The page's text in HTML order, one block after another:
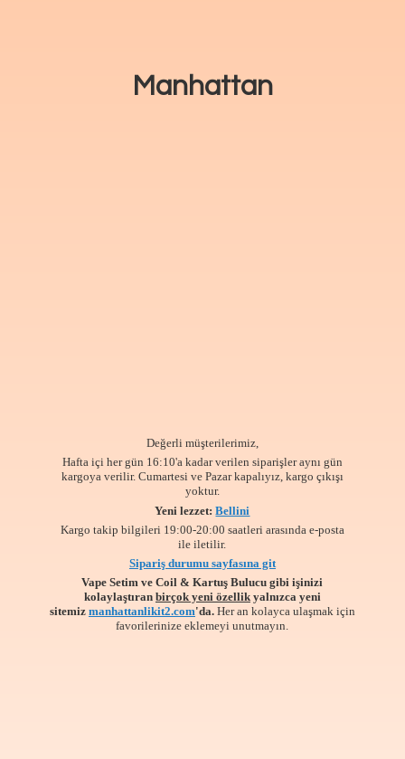
Manhattan
Değerli müşterilerimiz,
Hafta içi her gün 16:10'a kadar verilen siparişler aynı gün
kargoya verilir. Cumartesi ve Pazar kapalıyız, kargo çıkışı
yoktur.
Yeni lezzet:Bellini
Kargo takip bilgileri 19:00-20:00 saatleri arasında e-posta
ile iletilir.
Sipariş durumu sayfasına git
Vape Setim ve Coil & Kartuş Bulucu gibi işinizi
kolaylaştıran birçok yeni özellikyalnızca yeni
sitemiz manhattanlikit2.com'da. Her an kolayca ulaşmak için
favorilerinizeeklemeyi unutmayın.